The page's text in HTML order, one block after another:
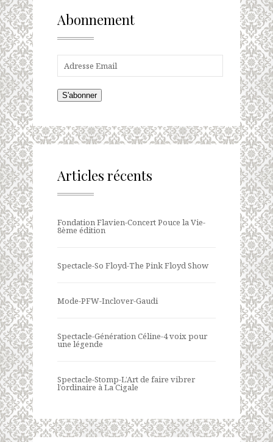
Abonnement
S'abonner
Articles récents
Fondation Flavien-Concert Pouce la Vie-
8ème édition
Spectacle-So Floyd-The Pink Floyd Show
Mode-PFW-Inclover-Gaudi
Spectacle-Génération Céline-4 voix pour
une légende
Spectacle-Stomp-L’Art de faire vibrer
l’ordinaire à La Cigale